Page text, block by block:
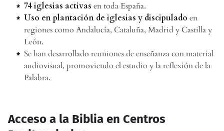
74 iglesias activas en toda España.
Uso en plantación de iglesias y discipulado en
regiones como Andalucía, Cataluña, Madrid y Castilla y
León.
Se han desarrollado reuniones de enseñanza con material
audiovisual, promoviendo el estudio y la reflexión de la
Palabra.
Acceso a la Biblia en Centros